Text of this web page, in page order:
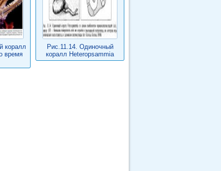
коралл
время
Рис.11.14. Одиночный
коралл Heteropsammia